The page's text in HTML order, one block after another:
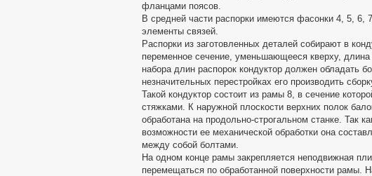
фланцами поясов.
В средней части распорки имеются фасонки 4, 5, 6,
элементы связей.
Распорки из заготовленных деталей собирают в
переменное сечение, уменьшающееся кверху,
набора длин распорок кондуктор должен обладать
незначительных перестройках его производить
Такой кондуктор состоит из рамы 8, в сечение
стяжками. К наружной плоскости верхних полок
обработана на продольно-строгальном станке. Так
возможности ее механической обработки она
между собой болтами.
На одном конце рамы закрепляется неподвижная
перемещаться по обработанной поверхности рамы.